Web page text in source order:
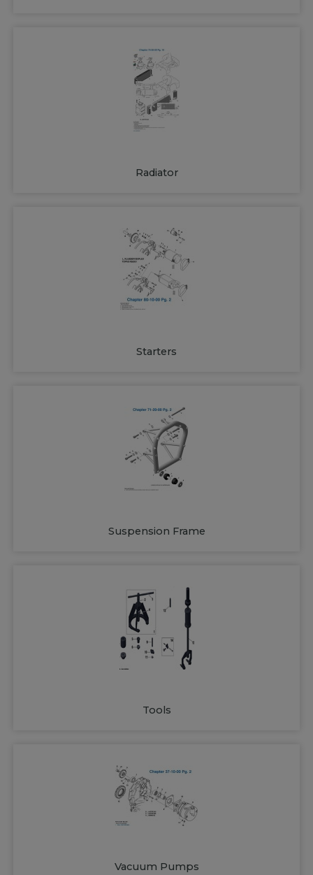
Radiator
Starters
Suspension Frame
Tools
Vacuum Pumps